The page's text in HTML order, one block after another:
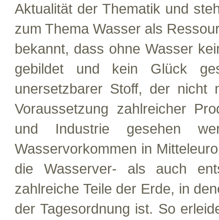
Aktualität der Thematik und
zum Thema Wasser als
bekannt, dass ohne Wasser
gebildet und kein Glück
unersetzbarer Stoff, der nicht
Voraussetzung zahlreicher
und Industrie gesehen
Wasservorkommen in
die Wasserver- als auch
zahlreiche Teile der Erde, in
der Tagesordnung ist. So